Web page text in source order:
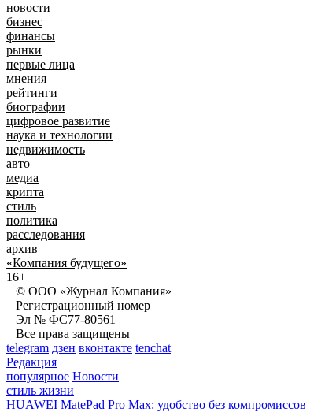
новости
бизнес
финансы
рынки
первые лица
мнения
рейтинги
биографии
цифровое развитие
наука и технологии
недвижимость
авто
медиа
крипта
стиль
политика
расследования
архив
«Компания будущего»
16+
© ООО «Журнал Компания»
Регистрационный номер
Эл № ФС77-80561
Все права защищены
telegram дзен вконтакте tenchat
Редакция
популярное Новости
стиль жизни
HUAWEI MatePad Pro Max: удобство без компромиссов